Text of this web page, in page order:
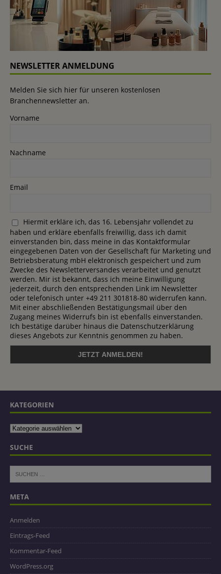
NEWSLETTER ANMELDUNG
Melden Sie sich hier für unseren kostenlosen
Branchennewsletter an.
Vorname
Nachname
Email
Hiermit erkläre ich, das 16. Lebensjahr vollendet zu
haben und erkläre ebenfalls freiwillig, dass ich damit
einverstanden bin, dass meine in das Kontaktformular
eingegebenen Daten von der Gesellschaft für Marketing und
Betriebsberatung mbH elektronisch gespeichert und zum
Zwecke des Newsletterversandes verarbeitet und genutzt
werden. Mir ist bekannt, dass ich meine Einwilligung
jederzeit, durch den entsprechenden Link im Newsletter
oder telefonisch unter +49 211 301818-80 widerrufen kann.
Mit einer abschließenden Bestätigungsmail über den
Zugang meines Widerrufs bin ist ebenfalls einverstanden.
Ich bestätige darüber hinaus die Datenschutzerklärung
dieses Angebots zur Kenntnis genommen zu haben.
KATEGORIEN
SUCHE
META
Anmelden
Eintrags-Feed
Kommentar-Feed
WordPress.org